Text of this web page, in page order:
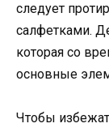
следует
салфетками.
которая со
основные
Чтобы